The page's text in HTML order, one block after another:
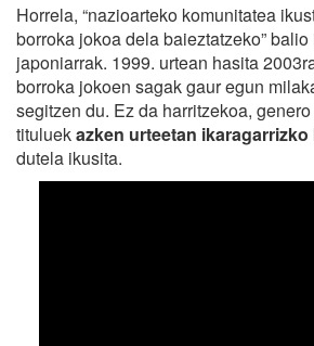
Horrela, “nazioarteko komunitatea
borroka jokoa dela baieztatzeko”
japoniarrak. 1999. urtean hasita
borroka jokoen sagak gaur egun
segitzen du. Ez da harritzekoa,
tituluekazken urteetan
dutela ikusita.